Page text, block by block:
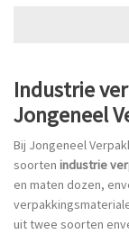
Industrie
Jongeneel
Bij Jongeneel
soorten industrie
en maten dozen,
uit twee soorten